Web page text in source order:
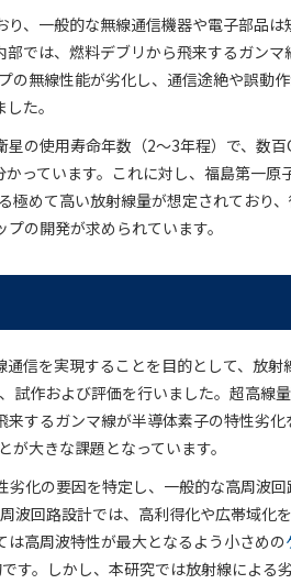
、一般的な無線通信機器や電子部品は
では、燃料デブリから飛来するガンマ
の無線性能が劣化し、通信途絶や誤動
た。
の使用寿命年数（2～3年程）で、数百
っています。これに対し、福島第一原
極めて高い放射線量が想定されており
の開発が求められています。
信を実現することを目的として、放射
試作および評価を行いました。超高線
するガンマ線が半導体素子の特性劣化
大きな課題となっています。
化の要因を特定し、一般的な高周波回
波回路設計では、高利得化や広帯域化
高周波特性が最大となるよう小さめの
す。しかし、本研究では放射線による